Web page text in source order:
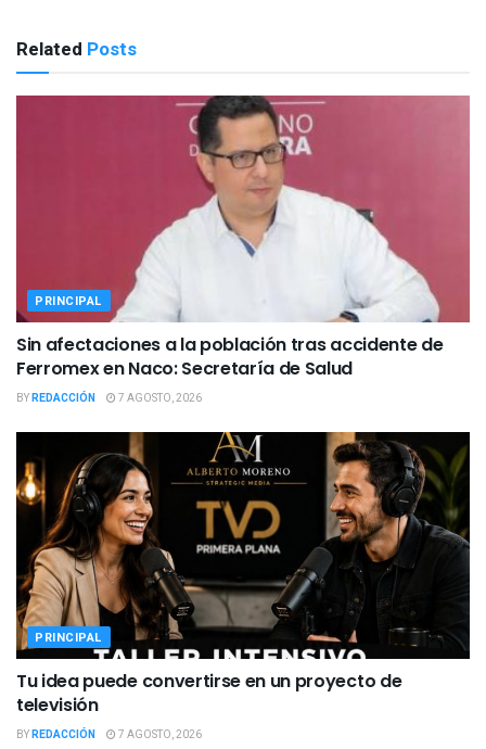
Related Posts
PRINCIPAL
Sin afectaciones a la población tras accidente de
Ferromex en Naco: Secretaría de Salud
BYREDACCIÓN 7 AGOSTO, 2026
PRINCIPAL
Tu idea puede convertirse en un proyecto de
televisión
BYREDACCIÓN 7 AGOSTO, 2026